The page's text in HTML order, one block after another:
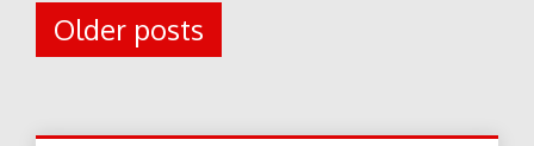
Posts
Older posts